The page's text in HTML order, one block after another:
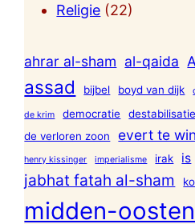
Religie (22)
ahrar al-sham al-qaida
assad bijbel boyd van dijk
de krim democratie
de verloren zoon
evert te
henry kissinger imperialisme irak is
jabhat fatah al-sham
midden-oosten